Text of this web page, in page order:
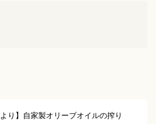
より】自家製オリーブオイルの搾り